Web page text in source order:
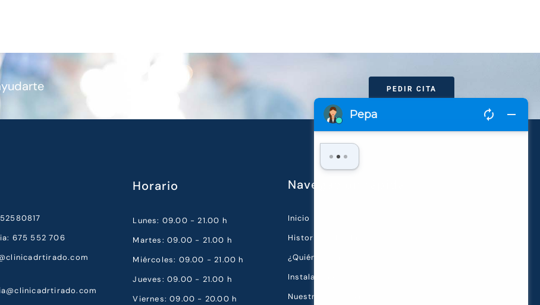
PEDIR CITA
675 552 706
Horario
Lunes: 09.00 - 21.00 h
Martes: 09.00 - 21.00 h
Miércoles: 09.00 - 21.00 h
Jueves: 09.00 - 21.00 h
Viernes: 09.00 - 20.00 h
Navegación rápida
Inicio
Historia de la Clínica
¿Quiénes Somos?
Instalaciones
Nuestra Tecnología